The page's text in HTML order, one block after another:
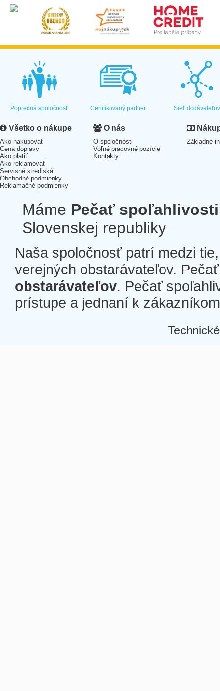
Popredná spoločnosť Certifikovaný partner Sieť dodávateľov
Všetko o nákupe
Ako nakupovať
Cena dopravy
Ako platiť
Ako reklamovať
Servisné strediská
Obchodné podmienky
Reklamačné podmienky
O nás
O spoločnosti
Voľné pracovné pozície
Kontakty
Základné
Máme Pečať spoľahlivosti
Slovenskej republiky
Naša spoločnosť patrí medzi
verejných obstarávateľov.
obstarávateľov. Pečať
prístupe a jednaní k